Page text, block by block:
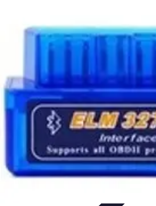
projetsGestion de ProjetComparatifs